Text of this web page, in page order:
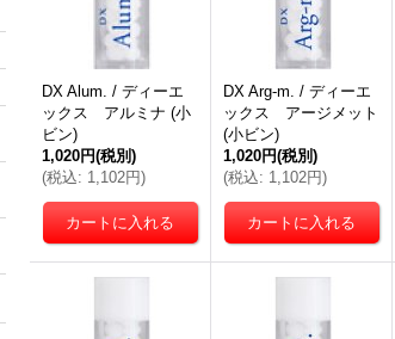
DX Alum. / ディーエ
ックス アルミナ (小
ビン)
1,020円(税別)
(税込: 1,102円)
DX Arg-m. / ディーエ
ックス アージメット
(小ビン)
1,020円(税別)
(税込: 1,102円)